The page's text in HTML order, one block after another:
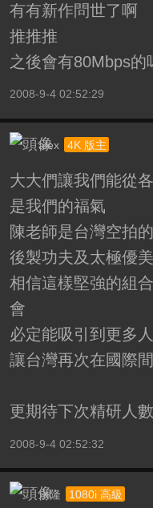
有有新作問世了啊
推推推
之後會有80Mbps的
2008-9-4 02:52:29
alex 4K 版主
大大們讓我們能從
是我們的福氣
陳老師是台灣空拍
後製功夫及太極優
相信這樣堅強的組
會
必定能吸引到更多
讓台灣再次在國際
更期待下次精研人
2008-9-4 02:52:32
永隆 1080i 高級